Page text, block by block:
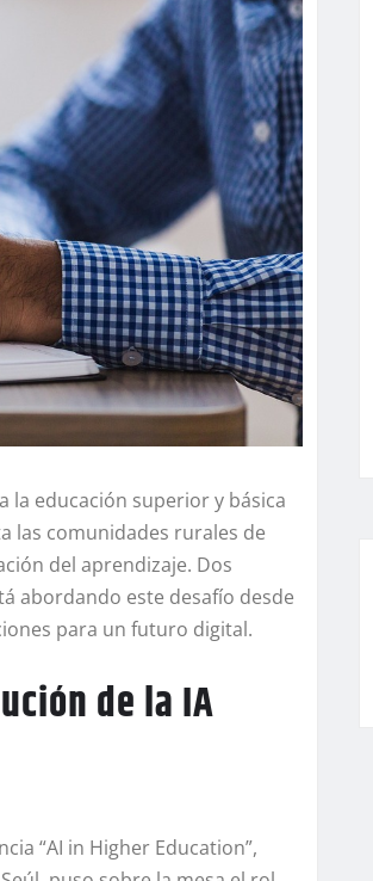
la educación superior y básica
las comunidades rurales de
del aprendizaje. Dos
abordando este desafío desde
para un futuro digital.
de la IA
“AI in Higher Education”,